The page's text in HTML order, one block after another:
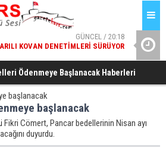
GÜNCEL / 20:18
KOVAN DENETIMLERI SÜRÜYOR
GÜNCEL / 20:17
GENEL SEKRETERI OKAY MEMIŞ,
KARS'TA
Ödenmeye Başlanacak Haberleri
başlanacak
Fikri Cömert, Pancar bedellerinin Nisan ayı
duyurdu.